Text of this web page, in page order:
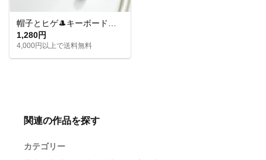
1,280円
4,000円以上で送料無料
関連の作品を探す
カテゴリー